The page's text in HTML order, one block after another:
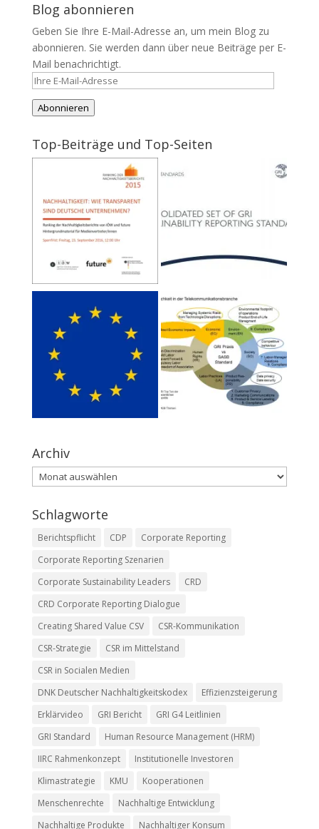
Blog abonnieren
Geben Sie Ihre E-Mail-Adresse an, um mein Blog zu
abonnieren. Sie werden dann über neue Beiträge per E-
Mail benachrichtigt.
Ihre
E-
Mail-
Abonnieren
Top-Beiträge und Top-Seiten
Archiv
Archiv
Schlagworte
Berichtspflicht CDP
Corporate Reporting
Corporate Reporting Szenarien
Corporate Sustainability Leaders
CRD
CRD Corporate Reporting Dialogue
Creating Shared Value CSV
CSR-Kommunikation
CSR-Strategie
CSR im Mittelstand
CSR in Socialen Medien
DNK Deutscher Nachhaltigkeitskodex
Effizienzsteigerung
Erklärvideo
GRI Bericht
GRI G4 Leitlinien
GRI Standard
Human Resource Management (HRM)
IIRC Rahmenkonzept
Institutionelle Investoren
Klimastrategie
KMU
Kooperationen
Menschenrechte
Nachhaltige Entwicklung
Nachhaltige Produkte
Nachhaltiger Konsum